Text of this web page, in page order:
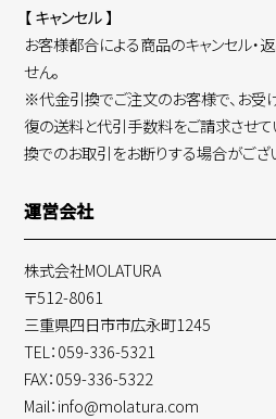
【 キャンセル 】
お客様都合による商品のキャンセル・
せん。
※代金引換でご注文のお客様で、お受
復の送料と代引手数料をご請求させて
換でのお取引をお断りする場合がござ
運営会社
株式会社MOLATURA
〒512-8061
三重県四日市市広永町1245
TEL：059-336-5321
FAX：059-336-5322
Mail：info@molatura.com